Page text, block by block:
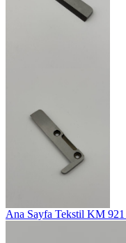
Ana Sayfa Tekstil KM 921